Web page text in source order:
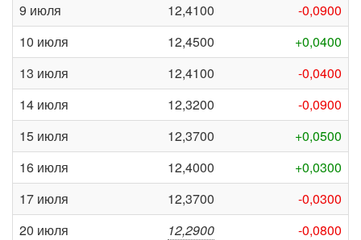
9 июля
12,4100
-0,0900
10 июля
12,4500
+0,0400
13 июля
12,4100
-0,0400
14 июля
12,3200
-0,0900
15 июля
12,3700
+0,0500
16 июля
12,4000
+0,0300
17 июля
12,3700
-0,0300
20 июля
12,2900
-0,0800